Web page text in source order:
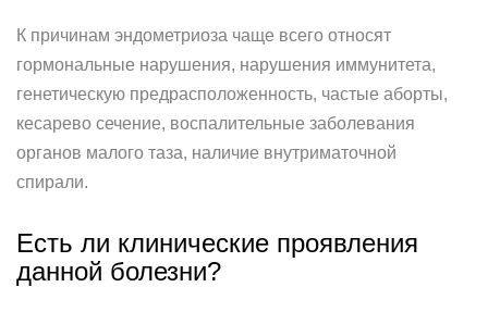
К причинам эндометриоза чаще всего относят
гормональные нарушения, нарушения иммунитета,
генетическую предрасположенность, частые аборты,
кесарево сечение, воспалительные заболевания
органов малого таза, наличие внутриматочной
спирали.
Есть ли клинические проявления
данной болезни?